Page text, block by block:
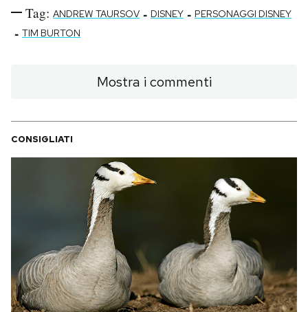
Tag: ANDREW TAURSOV - DISNEY - PERSONAGGI DISNEY
- TIM BURTON
Mostra i commenti
CONSIGLIATI